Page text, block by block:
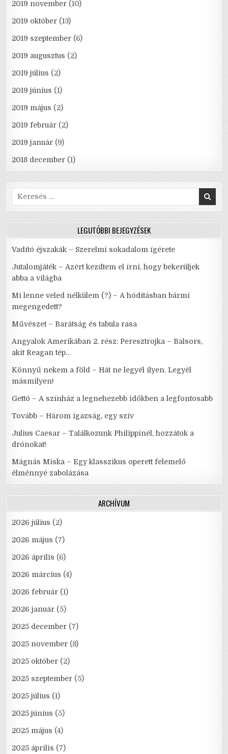
2019 november (10)
2019 október (13)
2019 szeptember (6)
2019 augusztus (2)
2019 július (2)
2019 június (1)
2019 május (2)
2019 február (2)
2019 január (9)
2018 december (1)
Search
for:
LEGUTÓBBI BEJEGYZÉSEK
Vadító éjszakák – Szerelmi sokadalom ígérete
Jutalomjáték – Azért kezdtem el írni, hogy bekerüljek
abba a világba
Mi lenne veled nélkülem (?) – A hódításban bármi
megengedett?
Művészet – Barátság és tabula rasa
Angyalok Amerikában 2. rész: Peresztrojka – Balsors,
akit Reagan tép…
Könnyű nekem a föld – Hát ne legyél ilyen. Legyél
másmilyen!
Gettó – A színház a legnehezebb időkben a legfontosabb
Tovább – Három igazság, egy szív
Julius Caesar – Találkozunk Philippinél, hozzátok a
drónokat!
Mágnás Miska – Egy klasszikus operett felemelő
élménnyé zabolázása
ARCHÍVUM
2026 július (2)
2026 május (7)
2026 április (6)
2026 március (4)
2026 február (1)
2026 január (5)
2025 december (7)
2025 november (8)
2025 október (2)
2025 szeptember (5)
2025 július (1)
2025 június (5)
2025 május (4)
2025 április (7)